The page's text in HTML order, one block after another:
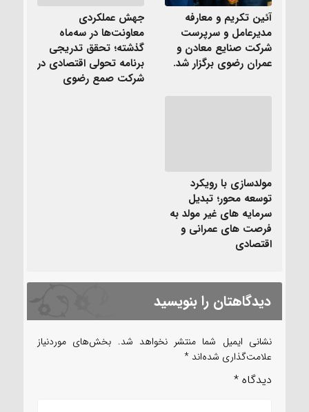
آئین تکریم و معارفه
مدیرعامل و سرپرست
شرکت صنایع معادن و
عمران رضوی برگزار شد.
جهش عملکردی
معاونت‌ها در سه‌ماه
گذشته؛ تحقق تدریجی
برنامه تحولی اقتصادی در
شرکت صمع رضوی
مولدسازی با رویکرد
توسعه محور؛ تبدیل
سرمایه های غیر مولد به
فرصت های عمرانی و
اقتصادی
دیدگاهتان را بنویسید
نشانی ایمیل شما منتشر نخواهد شد. بخش‌های موردنیاز
علامت‌گذاری شده‌اند *
دیدگاه *